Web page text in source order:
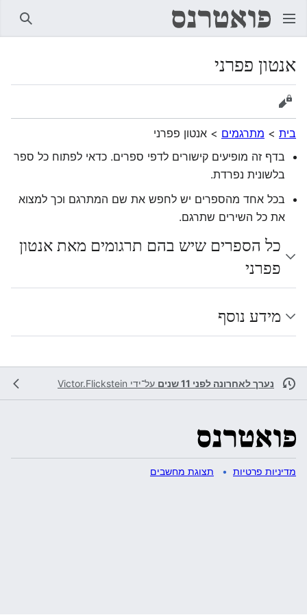
אנטון פפרני
הצגת מקור
בית > מתרגמים > אנטון פפרני
בדף זה מופיעים קישורים לדפי ספרים. כדאי לפתוח כל ספר
בלשונית נפרדת.
בכל אחד מהספרים יש לחפש את שם המתרגם וכך למצוא
את כל השירים שתרגם.
כל הספרים שיש בהם תרגומים מאת אנטון
פפרני
מידע נוסף
נערך לאחרונה לפני 11 שנים על־ידי Victor.Flickstein
מדיניות פרטיות תצוגת מחשבים